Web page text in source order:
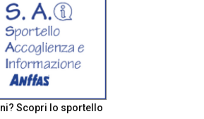
Scopri lo sportello